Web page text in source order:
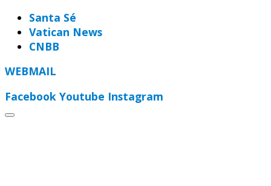
Santa Sé
Vatican News
CNBB
WEBMAIL
Facebook Youtube Instagram